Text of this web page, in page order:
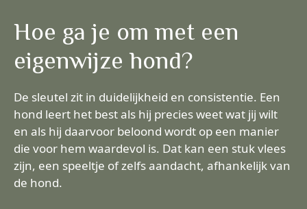
Hoe ga je om met een
eigenwijze hond?
De sleutel zit in duidelijkheid en consistentie. Een
hond leert het best als hij precies weet wat jij wilt
en als hij daarvoor beloond wordt op een manier
die voor hem waardevol is. Dat kan een stuk vlees
zijn, een speeltje of zelfs aandacht, afhankelijk van
de hond.